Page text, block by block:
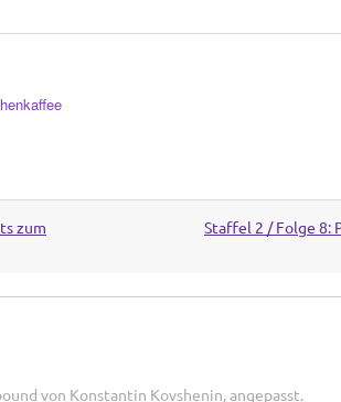
zum
Staffel 2 / Folge 8:
von Konstantin Kovshenin, angepasst.